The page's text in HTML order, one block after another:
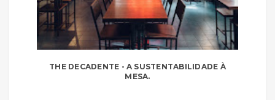
THE DECADENTE - A SUSTENTABILIDADE À
MESA.